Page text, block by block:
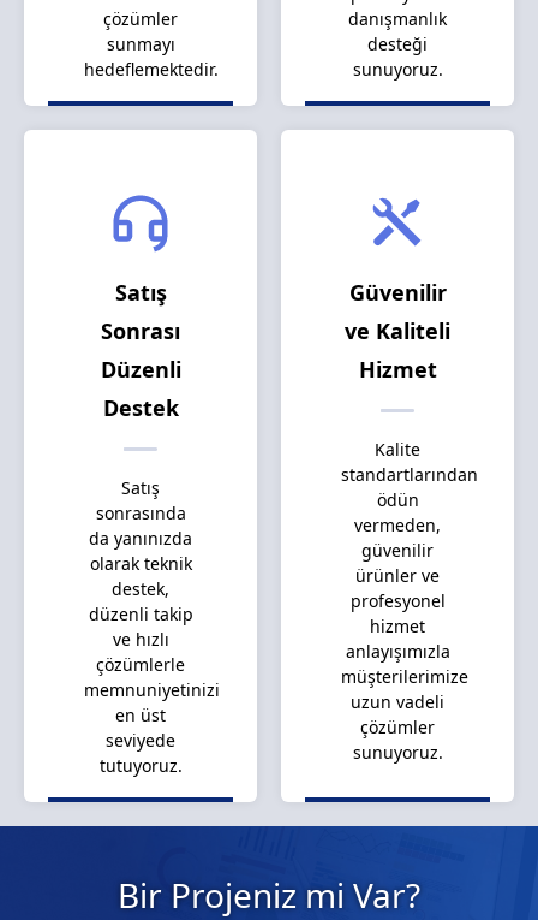
çözümler
sunmayı
hedeflemektedir.
danışmanlık
desteği
sunuyoruz.
Satış
Sonrası
Düzenli
Destek
Satış
sonrasında
da yanınızda
olarak teknik
destek,
düzenli takip
ve hızlı
çözümlerle
memnuniyetinizi
en üst
seviyede
tutuyoruz.
Güvenilir
ve Kaliteli
Hizmet
Kalite
standartlarından
ödün
vermeden,
güvenilir
ürünler ve
profesyonel
hizmet
anlayışımızla
müşterilerimize
uzun vadeli
çözümler
sunuyoruz.
Bir Projeniz mi Var?